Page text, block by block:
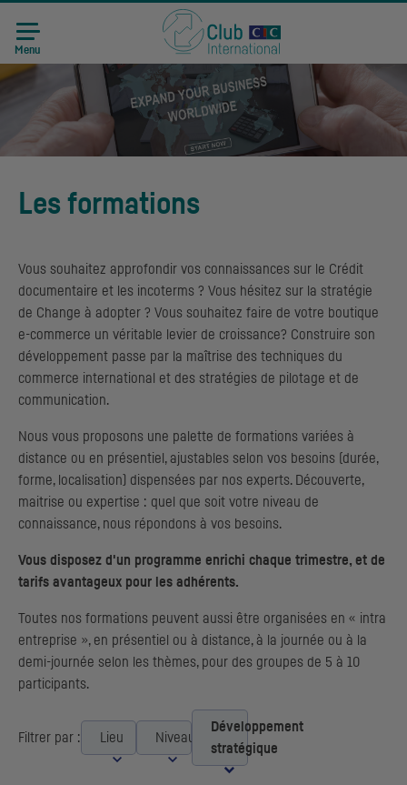
Menu
Les formations
Vous souhaitez approfondir vos connaissances sur le Crédit
documentaire et les incoterms ? Vous hésitez sur la stratégie
de Change à adopter ? Vous souhaitez faire de votre boutique
e-commerce un véritable levier de croissance? Construire son
développement passe par la maîtrise des techniques du
commerce international et des stratégies de pilotage et de
communication.
Nous vous proposons une palette de formations variées à
distance ou en présentiel, ajustables selon vos besoins (durée,
forme, localisation) dispensées par nos experts. Découverte,
maitrise ou expertise : quel que soit votre niveau de
connaissance, nous répondons à vos besoins.
Vous disposez d'un programme enrichi chaque trimestre, et de
tarifs avantageux pour les adhérents.
Toutes nos formations peuvent aussi être organisées en « intra
entreprise », en présentiel ou à distance, à la journée ou à la
demi-journée selon les thèmes, pour des groupes de 5 à 10
participants.
Filtrer par : Lieu Niveau
Développement
stratégique